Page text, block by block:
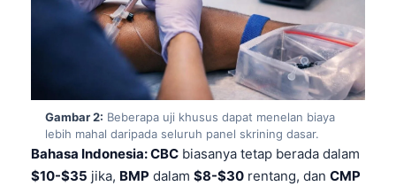
Gambar 2: Beberapa uji khusus dapat menelan biaya
lebih mahal daripada seluruh panel skrining dasar.
Bahasa Indonesia: CBC biasanya tetap berada dalam
$10-$35 jika, BMP dalam $8-$30 rentang, dan CMP